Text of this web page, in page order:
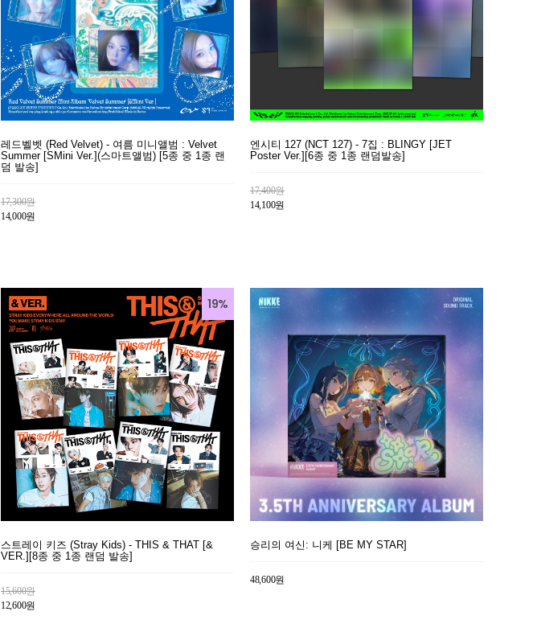
레드벨벳 (Red Velvet) - 여름 미니앨범 : Velvet
Summer [SMini Ver.](스마트앨범) [5종 중 1종 랜
덤 발송]
17,300원
14,000원
엔시티 127 (NCT 127) - 7집 : BLINGY [JET
Poster Ver.][6종 중 1종 랜덤발송]
17,400원
14,100원
19%
스트레이 키즈 (Stray Kids) - THIS & THAT [&
VER.][8종 중 1종 랜덤 발송]
15,600원
12,600원
승리의 여신: 니케 [BE MY STAR]
48,600원